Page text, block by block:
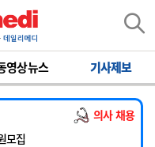
영상뉴스 기사제보
의사 채용
임상의사 채용
담) 계약직 의사 공개채용
모집